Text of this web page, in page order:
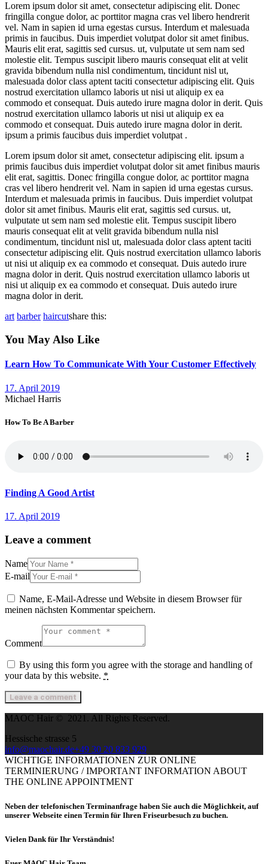
Lorem ipsum dolor sit amet, consectetur adipiscing elit. Donec
fringilla congue dolor, ac porttitor magna cras vel libero hendrerit
vel. Nam in sapien id urna egestas cursus. Interdum et malesuada
primis in faucibus. Duis imperdiet volutpat dolor sit amet finibus.
Mauris elit erat, sagittis sed cursus. ut, vulputate ut sem nam sed
molestie elit. Tempus suscipit libero mauris consequat elit at velit
gravida bibendum nulla nisl condimentum, tincidunt nisl ut,
malesuada dolor class aptent taciti consectetur adipiscing elit. Quis
nostrud exercitation ullamco laboris ut nisi ut aliquip ex ea
commodo et consequat. Duis autedo irure magna dolor in derit. Quis
nostrud exercitation ullamco laboris ut nisi ut aliquip ex ea
commodo et consequat. Duis autedo irure magna dolor in derit.
ipsum a primis faucibus duis imperdiet volutpat .
Lorem ipsum dolor sit amet, consectetur adipiscing elit. ipsum a
primis faucibus duis imperdiet volutpat dolor sit amet finibus mauris
elit erat, sagittis. Donec fringilla congue dolor, ac porttitor magna
cras vel libero hendrerit vel. Nam in sapien id urna egestas cursus.
Interdum et malesuada primis in faucibus. Duis imperdiet volutpat
dolor sit amet finibus. Mauris elit erat, sagittis sed cursus. ut,
vulputate ut sem nam sed molestie elit. Tempus suscipit libero
mauris consequat elit at velit gravida bibendum nulla nisl
condimentum, tincidunt nisl ut, malesuada dolor class aptent taciti
consectetur adipiscing elit. Quis nostrud exercitation ullamco laboris
ut nisi ut aliquip ex ea commodo et consequat. Duis autedo irure
magna dolor in derit. Quis nostrud exercitation ullamco laboris ut
nisi ut aliquip ex ea commodo et consequat. Duis autedo irure
magna dolor in derit.
art barber haircutshare this:
You May Also Like
Learn How To Communicate With Your Customer Effectively
17. April 2019
Michael Harris
How To Be A Barber
Finding A Good Artist
17. April 2019
Leave a comment
Name
E-mail
Name, E-Mail-Adresse und Website in diesem Browser für
meinen nächsten Kommentar speichern.
Comment
By using this form you agree with the storage and handling of
your data by this website. *
MAOC Hair © 2021. All Rights Reserved.
Hessische strasse 5
info@maochair.de+49 30 20 833 929
WICHTIGE INFORMATIONEN ZUR ONLINE
TERMINIERUNG / IMPORTANT INFORMATION ABOUT
THE ONLINE APPOINTMENT
Neben der telefonischen Terminanfrage haben Sie auch die Möglichkeit, auf
unserer Webseite einen Termin für Ihren Friseurbesuch zu buchen.
Vielen Dank für Ihr Verständnis!